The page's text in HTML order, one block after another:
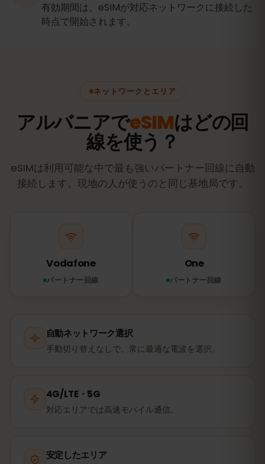
有効期間は、eSIMが対応ネットワークに接続した
時点で開始されます。
ネットワークとエリア
アルバニアでeSIMはどの回
線を使う？
eSIMは利用可能な中で最も強いパートナー回線に自動
接続します。現地の人が使うのと同じ基地局です。
Vodafone
パートナー回線
One
パートナー回線
自動ネットワーク選択
手動切り替えなしで、常に最適な電波を選択。
4G/LTE・5G
対応エリアでは高速モバイル通信。
安定したエリア